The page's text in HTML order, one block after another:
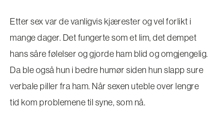
Etter sex var de vanligvis kjærester og vel forlikt i
mange dager. Det fungerte som et lim, det dempet
hans såre følelser og gjorde ham blid og omgjengelig.
Da ble også hun i bedre humør siden hun slapp sure
verbale piller fra ham. Når sexen uteble over lengre
tid kom problemene til syne, som nå.